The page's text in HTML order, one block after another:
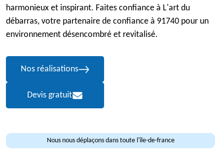
harmonieux et inspirant. Faites confiance à L'art du
débarras, votre partenaire de confiance à 91740 pour un
environnement désencombré et revitalisé.
Nos réalisations
Devis gratuit
Nous nous déplaçons dans toute l'île-de-france